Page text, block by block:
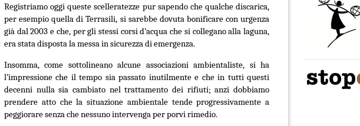
Registriamo oggi queste scelleratezze pur sapendo che qualche discarica,
per esempio quella di Terrasili, si sarebbe dovuta bonificare con urgenza
già dal 2003 e che, per gli stessi corsi d’acqua che si collegano alla laguna,
era stata disposta la messa in sicurezza di emergenza.
Insomma, come sottolineano alcune associazioni ambientaliste, si ha
l’impressione che il tempo sia passato inutilmente e che in tutti questi
decenni nulla sia cambiato nel trattamento dei rifiuti; anzi dobbiamo
prendere atto che la situazione ambientale tende progressivamente a
peggiorare senza che nessuno intervenga per porvi rimedio.